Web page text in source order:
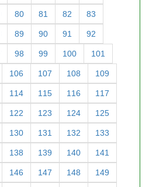
80 81 82 83
89 90 91 92
98 99 100 101
106 107 108 109
114 115 116 117
122 123 124 125
130 131 132 133
138 139 140 141
146 147 148 149